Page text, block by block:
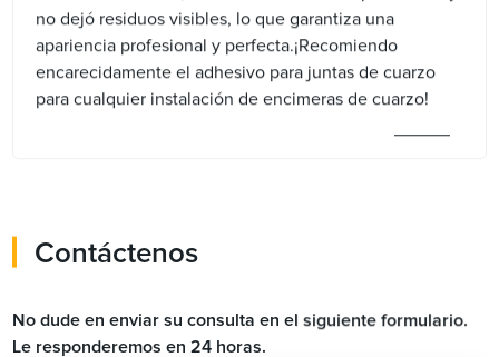
no dejó residuos visibles, lo que garantiza una
apariencia profesional y perfecta.¡Recomiendo
encarecidamente el adhesivo para juntas de cuarzo
para cualquier instalación de encimeras de cuarzo!
Contáctenos
No dude en enviar su consulta en el siguiente formulario.
Le responderemos en 24 horas.